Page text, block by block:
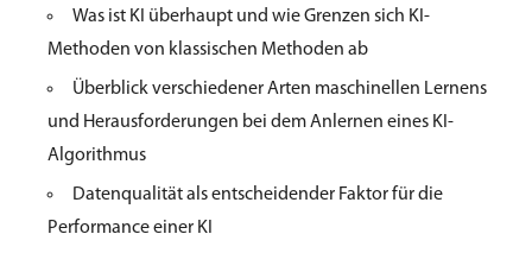
Was ist KI überhaupt und wie Grenzen sich KI-
Methoden von klassischen Methoden ab
Überblick verschiedener Arten maschinellen Lernens
und Herausforderungen bei dem Anlernen eines KI-
Algorithmus
Datenqualität als entscheidender Faktor für die
Performance einer KI